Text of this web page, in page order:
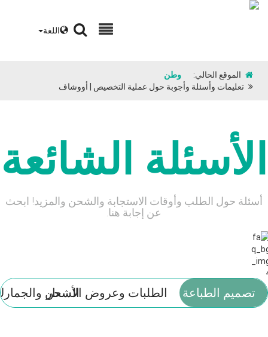
اللغة
الموقع الحالي:
وطن
تعليمات وأسئلة وأجوبة حول عملية التخصيص | أووشاف
الأسئلة الشائعة
أسئلة حول الطلب وأوقات الاستجابة والشحن والمزيد! ابحث
عن إجابة هنا.
تصميم الطباعة والتشطيباتالطلبات وعروض الأسعار
الشحن